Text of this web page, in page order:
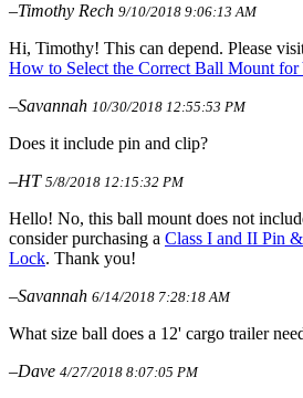
–Timothy Rech 9/10/2018 9:06:13 AM
Hi, Timothy! This can depend. Please
How to Select the Correct Ball Mount for
–Savannah 10/30/2018 12:55:53 PM
Does it include pin and clip?
–HT 5/8/2018 12:15:32 PM
Hello! No, this ball mount does not
consider purchasing a Class I and II Pin
Lock. Thank you!
–Savannah 6/14/2018 7:28:18 AM
What size ball does a 12' cargo trailer
–Dave 4/27/2018 8:07:05 PM